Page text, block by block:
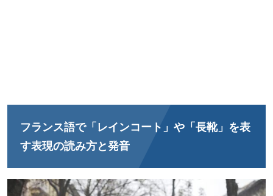
フランス語で「レインコート」や「長靴」を表
す表現の読み方と発音